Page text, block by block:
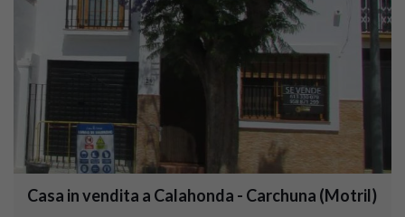
Casa in vendita a Calahonda - Carchuna (Motril)